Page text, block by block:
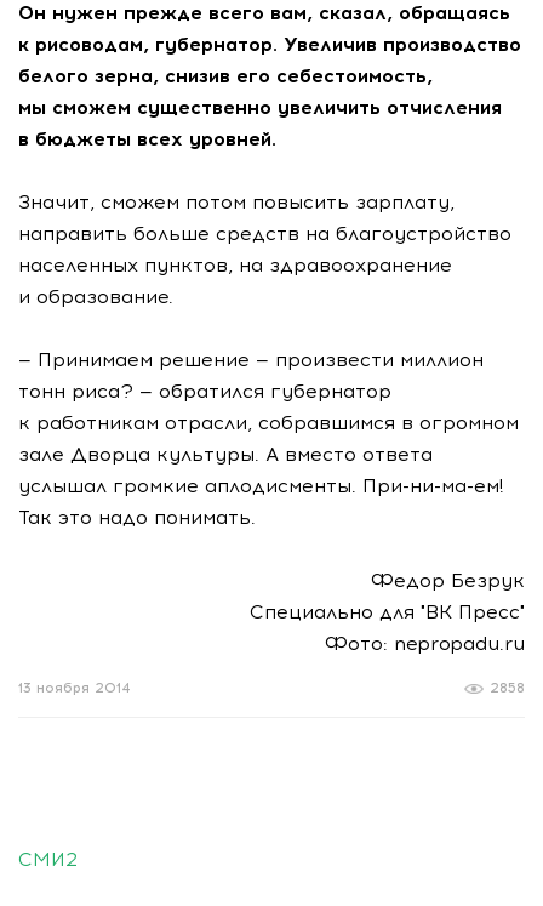
Он нужен прежде всего вам, сказал, обращаясь
к рисоводам, губернатор. Увеличив производство
белого зерна, снизив его себестоимость,
мы сможем существенно увеличить отчисления
в бюджеты всех уровней.
Значит, сможем потом повысить зарплату,
направить больше средств на благоустройство
населенных пунктов, на здравоохранение
и образование.
— Принимаем решение — произвести миллион
тонн риса? — обратился губернатор
к работникам отрасли, собравшимся в огромном
зале Дворца культуры. А вместо ответа
услышал громкие аплодисменты. При-ни-ма-ем!
Так это надо понимать.
Федор Безрук
Специально для "ВК Пресс"
Фото: nepropadu.ru
2858
13 ноября 2014
СМИ2